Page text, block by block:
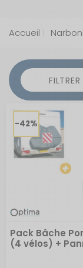
Accueil
FILTRER
-42%
Pack Bâche
(4 vélos) +